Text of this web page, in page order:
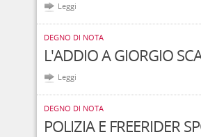
Leggi
DEGNO DI NOTA
L'ADDIO A GIORGIO
Leggi
DEGNO DI NOTA
POLIZIA E FREERIDER